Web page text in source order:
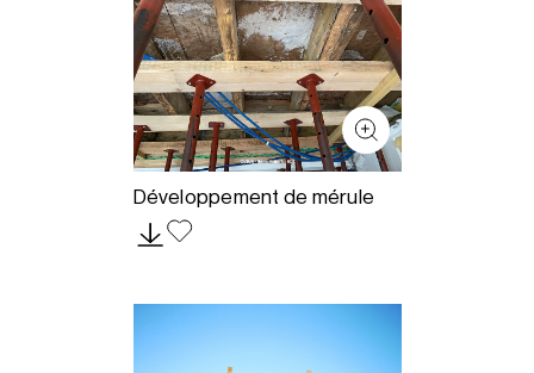
Développement de mérule